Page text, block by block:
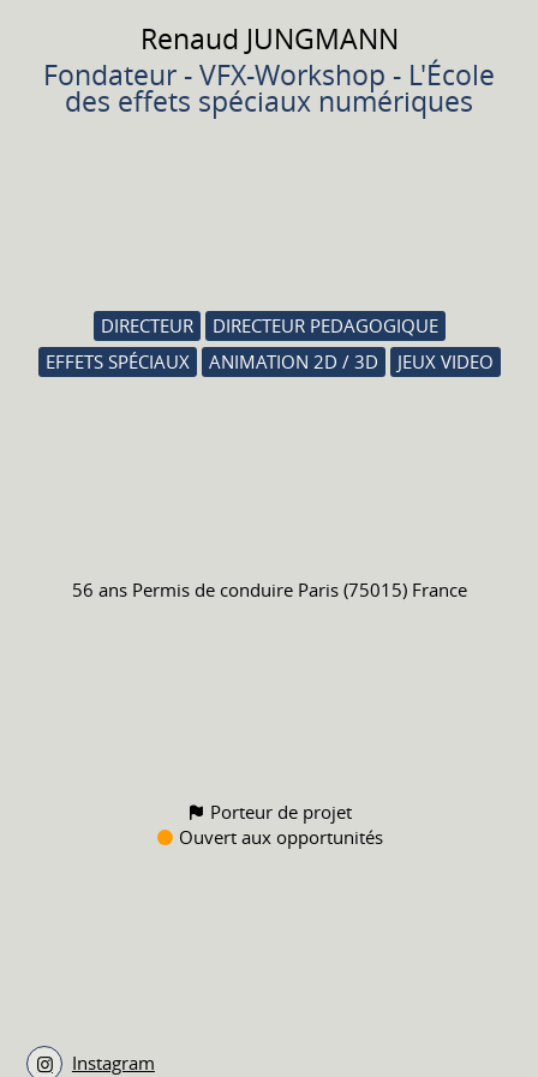
Renaud JUNGMANN
Fondateur - VFX-Workshop - L'École
des effets spéciaux numériques
DIRECTEUR
DIRECTEUR PEDAGOGIQUE
EFFETS SPÉCIAUX
ANIMATION 2D / 3D JEUX VIDEO
56 ans Permis de conduire Paris (75015) France
Porteur de projet
Ouvert aux opportunités
Instagram